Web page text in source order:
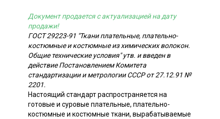
Документ продается с актуализацией на дату
продажи!
ГОСТ 29223-91 "Ткани плательные, плательно-
костюмные и костюмные из химических волокон.
Общие технические условия" утв. и введен в
действие Постановлением Комитета
стандартизации и метрологии СССР от 27.12.91 №
2201.
Настоящий стандарт распространяется на
готовые и суровые плательные, плательно-
костюмные и костюмные ткани, вырабатываемые